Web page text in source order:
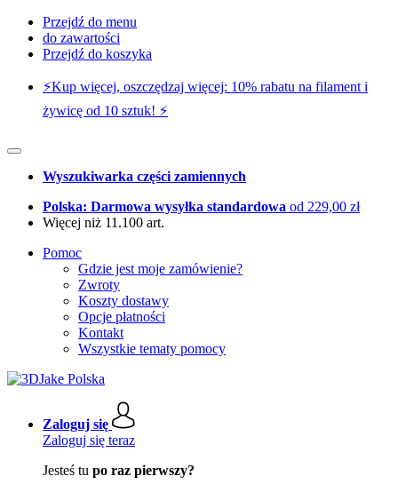
Przejdź do menu
do zawartości
Przejdź do koszyka
⚡️Kup więcej, oszczędzaj więcej: 10% rabatu na filament i
żywicę od 10 sztuk! ⚡️
Wyszukiwarka części zamiennych
Polska: Darmowa wysyłka standardowa od 229,00 zł
Więcej niż 11.100 art.
Pomoc
Gdzie jest moje zamówienie?
Zwroty
Koszty dostawy
Opcje płatności
Kontakt
Wszystkie tematy pomocy
Zaloguj się
Zaloguj się teraz
Jesteś tu po raz pierwszy?